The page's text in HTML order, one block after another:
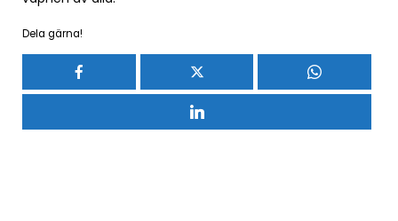
Dela gärna!